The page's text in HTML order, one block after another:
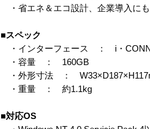
・省エネ＆エコ設計、企業導入に
■スペック
・インターフェース ： i・
・容量 ： 160GB
・外形寸法 ：
・重量 ： 約1.1kg
■対応OS